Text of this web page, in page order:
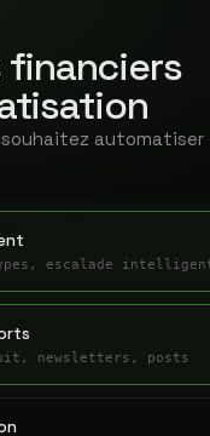
financiers
souhaitez automatiser
escalade
newsletters, posts